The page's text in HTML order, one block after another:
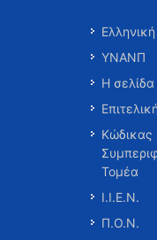
ΥΝΑΝΠ
Η
Κώδικας
Τομέα
Ι.Ι.Ε.Ν.
Π.Ο.Ν.